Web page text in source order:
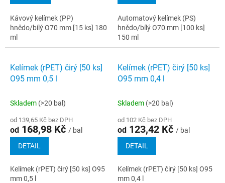
Kávový kelímek (PP)
hnědo/bílý O70 mm [15 ks] 180
ml
Automatový kelímek (PS)
hnědo/bílý O70 mm [100 ks]
150 ml
Kelímek (rPET) čirý [50 ks]
O95 mm 0,5 l
Skladem (>20 bal)
od 139,65 Kč bez DPH
od 168,98 Kč / bal
DETAIL
Kelímek (rPET) čirý [50 ks] O95
mm 0,5 l
Kelímek (rPET) čirý [50 ks]
O95 mm 0,4 l
Skladem (>20 bal)
od 102 Kč bez DPH
od 123,42 Kč / bal
DETAIL
Kelímek (rPET) čirý [50 ks] O95
mm 0,4 l